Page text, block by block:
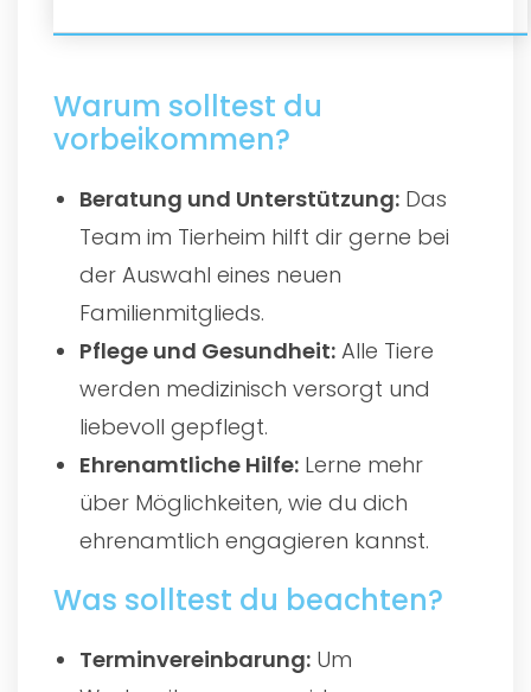
Warum solltest du
vorbeikommen?
Beratung und Unterstützung: Das
Team im Tierheim hilft dir gerne bei
der Auswahl eines neuen
Familienmitglieds.
Pflege und Gesundheit: Alle Tiere
werden medizinisch versorgt und
liebevoll gepflegt.
Ehrenamtliche Hilfe: Lerne mehr
über Möglichkeiten, wie du dich
ehrenamtlich engagieren kannst.
Was solltest du beachten?
Terminvereinbarung: Um